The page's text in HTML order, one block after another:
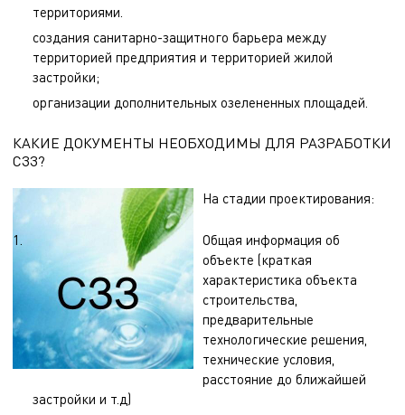
территориями.
создания санитарно-защитного барьера между
территорией предприятия и территорией жилой
застройки;
организации дополнительных озелененных площадей.
КАКИЕ ДОКУМЕНТЫ НЕОБХОДИМЫ ДЛЯ РАЗРАБОТКИ
СЗЗ?
На стадии проектирования:
Общая информация об
объекте (краткая
характеристика объекта
строительства,
предварительные
технологические решения,
технические условия,
расстояние до ближайшей
застройки и т.д)